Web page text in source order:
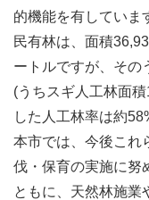
的機能を有していま
民有林は、面積
ートルですが、その
(うちスギ人工林面
した人工林率は約
本市では、今後これ
伐・保育の実施に努
ともに、天然林施業